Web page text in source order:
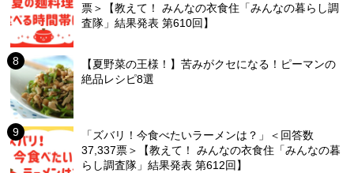
票＞【教えて！ みんなの衣食住「みんなの暮らし調
査隊」結果発表 第610回】
【夏野菜の王様！】苦みがクセになる！ピーマンの
絶品レシピ8選
「ズバリ！今食べたいラーメンは？」＜回答数
37,337票＞【教えて！ みんなの衣食住「みんなの暮
らし調査隊」結果発表 第612回】